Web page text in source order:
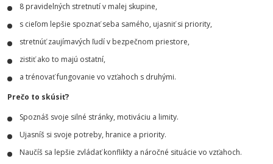
8 pravidelných stretnutí v malej skupine,
s cieľom lepšie spoznať seba samého, ujasniť si priority,
stretnúť zaujímavých ľudí v bezpečnom priestore,
zistiť ako to majú ostatní,
a trénovať fungovanie vo vzťahoch s druhými.
Prečo to skúsiť?
Spoznáš svoje silné stránky, motiváciu a limity.
Ujasníš si svoje potreby, hranice a priority.
Naučíš sa lepšie zvládať konflikty a náročné situácie vo vzťahoch.